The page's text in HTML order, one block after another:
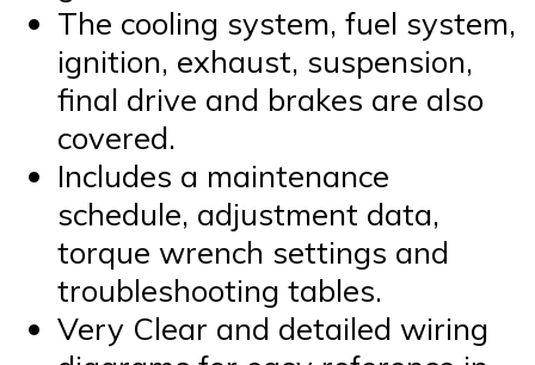
The cooling system, fuel system,
ignition, exhaust, suspension,
final drive and brakes are also
covered.
Includes a maintenance
schedule, adjustment data,
torque wrench settings and
troubleshooting tables.
Very Clear and detailed wiring